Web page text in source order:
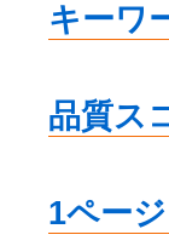
キーワ
品質ス
1ペー